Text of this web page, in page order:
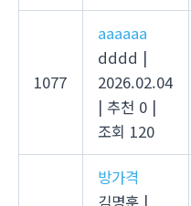
1077
aaaaaa
dddd |
2026.02.04
| 추천 0 |
조회 120
방가격